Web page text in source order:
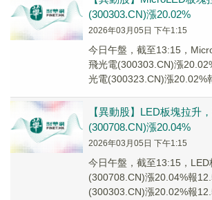
(300303.CN)漲20.02%
2026年03月05日 下午1:15
今日午盤，截至13:15，
飛光電(300303.CN)漲
光電(300323.CN)漲20.02%
【異動股】LED板塊拉升
(300708.CN)漲20.04%
2026年03月05日 下午1:15
今日午盤，截至13:15，
(300708.CN)漲20.04%報
(300303.CN)漲20.02%報